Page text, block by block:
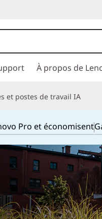
À propos de
et postes de travail IA
Pro et économisent